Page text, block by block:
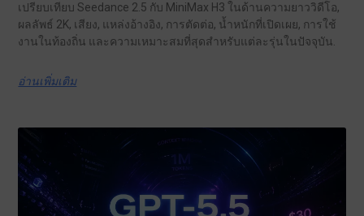
เปรียบเทียบ Seedance 2.5 กับ MiniMax H3 ในด้านความยาววิดีโอ,
ผลลัพธ์ 2K, เสียง, แหล่งอ้างอิง, การตัดต่อ, น้ำหนักที่เปิดเผย, การใช้
งานในท้องถิ่น และความเหมาะสมที่สุดสำหรับแต่ละรุ่นในปัจจุบัน.
อ่านเพิ่มเติม